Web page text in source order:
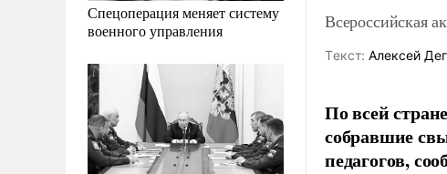
Спецоперация меняет систему
военного управления
Всероссийская
Tекст: Алексей
По всей
собравшие
педагогов,